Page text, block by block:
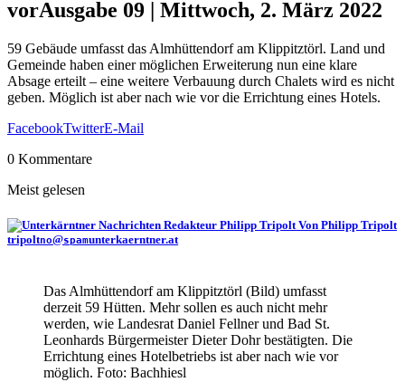
vorAusgabe 09 | Mittwoch, 2. März 2022
59 Gebäude umfasst das Almhüttendorf am Klippitztörl. Land und
Gemeinde haben einer möglichen Erweiterung nun eine klare
Absage erteilt – eine weitere Verbauung durch Chalets wird es nicht
geben. Möglich ist aber nach wie vor die Errichtung eines Hotels.
FacebookTwitterE-Mail
0 Kommentare
Meist gelesen
Von Philipp Tripolt
tripoltno@spamunterkaerntner.at
Das Almhüttendorf am Klippitztörl (Bild) umfasst
derzeit 59 Hütten. Mehr sollen es auch nicht mehr
werden, wie Landesrat Daniel Fellner und Bad St.
Leonhards Bürgermeister Dieter Dohr bestätigten. Die
Errichtung eines Hotelbetriebs ist aber nach wie vor
möglich. Foto: Bachhiesl